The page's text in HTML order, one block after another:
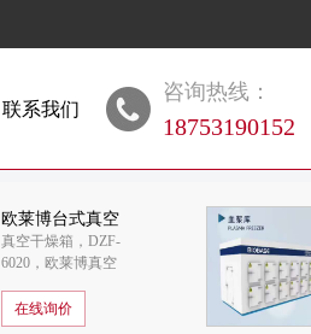
联系我们
咨询热线：
18753190152
欧莱博台式真空
干燥箱DZF-
6020
真空干燥箱，DZF-
6020，欧莱博真空
在线询价